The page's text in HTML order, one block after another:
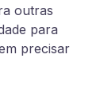
outras
para
precisar